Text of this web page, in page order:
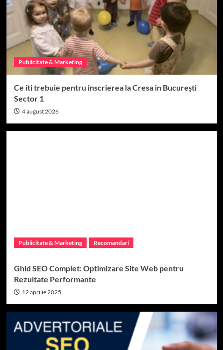
Publicitate & Marketing
Ce iti trebuie pentru inscrierea la Cresa in București
Sector 1
4 august 2026
Publicitate & Marketing Recomandari
Ghid SEO Complet: Optimizare Site Web pentru
Rezultate Performante
12 aprilie 2025